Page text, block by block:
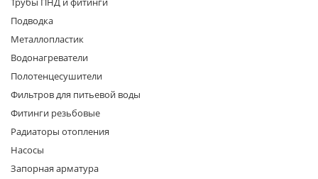
Подводка
Металлопластик
Водонагреватели
Полотенцесушители
Фильтров для питьевой воды
Фитинги резьбовые
Радиаторы отопления
Насосы
Запорная арматура